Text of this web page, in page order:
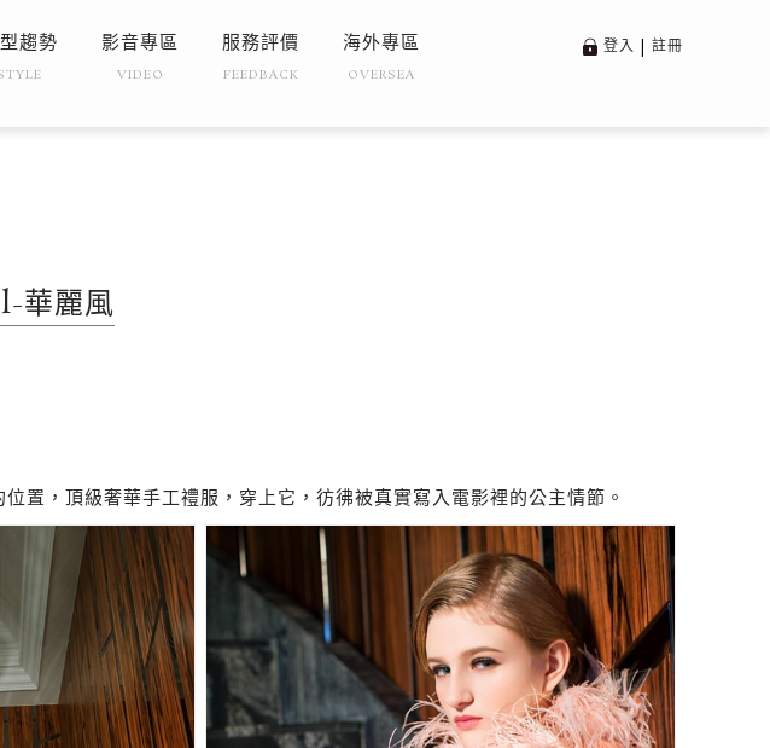
趨勢 影音專區
VIDEO
服務評價
FEEDBACK
海外專區
OVERSEA
登入 註冊
華麗風
置，頂級奢華手工禮服，穿上它，彷彿被真實寫入電影裡的公主情節。